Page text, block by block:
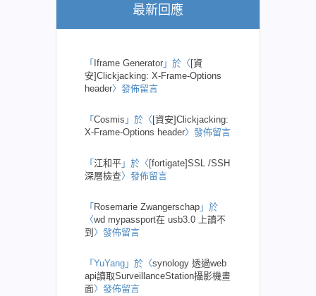
最新回應
「 Iframe Generator 」於〈 [資
安]Clickjacking: X-Frame-Options
header〉發佈留言
「 Cosmis 」於〈 [資安]Clickjacking:
X-Frame-Options header〉發佈留言
「 江和平 」於〈 [fortigate]SSL /SSH
深層檢查〉發佈留言
「 Rosemarie Zwangerschap 」於
〈wd mypassport在 usb3.0 上讀不
到 〉發佈留言
「 YuYang 」於〈synology 透過web
api讀取SurveillanceStation攝影機畫
面〉發佈留言